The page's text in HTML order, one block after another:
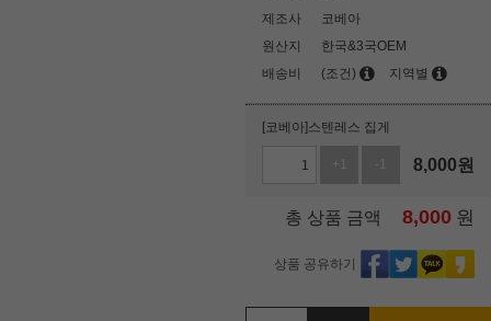
제조사
코베아
원산지
한국&3국OEM
배송비
(조건) 지역별
[코베아]스텐레스 집게
+1 -1 8,000원
총 상품 금액 8,000 원
상품 공유하기